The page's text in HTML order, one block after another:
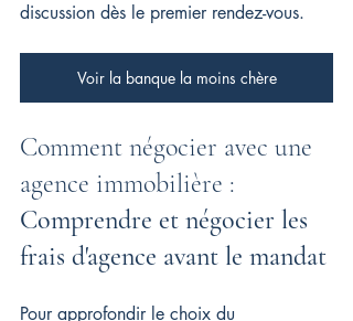
discussion dès le premier rendez-vous.
Voir la banque la moins chère
Comment négocier avec une
agence immobilière :
Comprendre et négocier les
frais d'agence avant le mandat
Pour approfondir le choix du